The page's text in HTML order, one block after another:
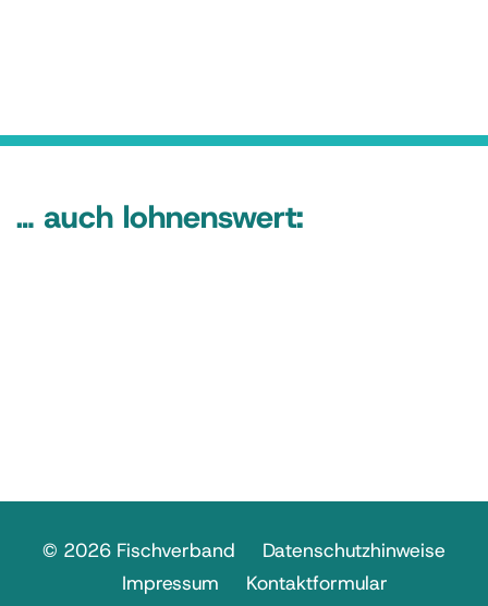
… auch lohnenswert:
© 2026 Fischverband
Datenschutzhinweise
Impressum
Kontaktformular